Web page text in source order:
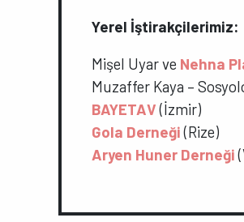
Yerel İştirakçilerimiz:
Mişel Uyar ve Nehna
Muzaffer Kaya –
BAYETAV(İzmir)
Gola Derneği(Rize)
Aryen Huner Derneği